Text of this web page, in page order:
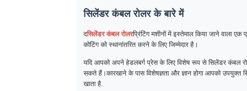
सिलेंडर कंबल रोलर के बारे में
दसिलेंडर कंबल रोलरप्रिंटिंग मशीनों में इस्तेमाल किया जाने वाला
कोटिंग को स्थानांतरित करने के लिए जिम्मेदार है।
यदि आपको अपने हेडलबर्ग प्रेस के लिए विशेष रूप से सिलेंडर कंबल
सकते हैं।कारखाने के पास विशेषज्ञता और ज्ञान होगा आपको
खाता है.